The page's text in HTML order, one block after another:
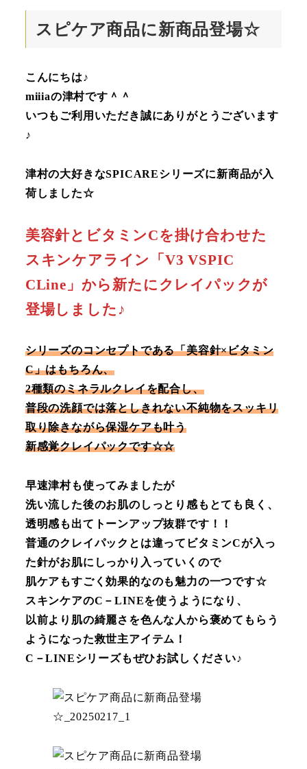
スピケア商品に新商品登場☆
こんにちは♪
miiiaの津村です＾＾
いつもご利用いただき誠にありがとうございます
♪
津村の大好きなSPICAREシリーズに新商品が入
荷しました☆
美容針とビタミンCを掛け合わせた
スキンケアライン「V3 VSPIC
CLine」から新たにクレイパックが
登場しました♪
シリーズのコンセプトである「美容針×ビタミン
C」はもちろん、
2種類のミネラルクレイを配合し、
普段の洗顔では落としきれない不純物をスッキリ
取り除きながら保湿ケアも叶う
新感覚クレイパックです☆☆
早速津村も使ってみましたが
洗い流した後のお肌のしっとり感もとても良く、
透明感も出てトーンアップ抜群です！！
普通のクレイパックとは違ってビタミンCが入っ
た針がお肌にしっかり入っていくので
肌ケアもすごく効果的なのも魅力の一つです☆
スキンケアのC－LINEを使うようになり、
以前より肌の綺麗さを色んな人から褒めてもらう
ようになった救世主アイテム！
C－LINEシリーズもぜひお試しください♪